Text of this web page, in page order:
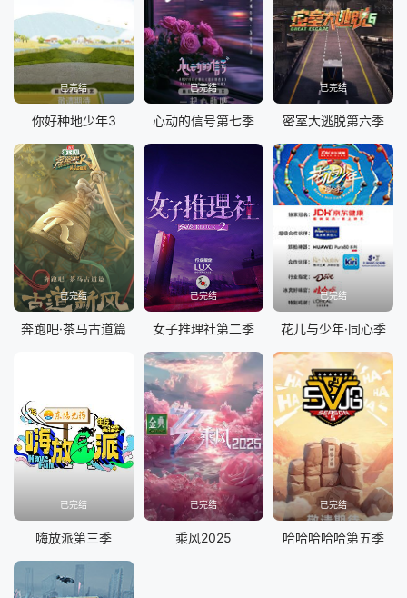
20250612 20250617 20250618
20250619 20250624 20250625 20250701
20250702 20250708 20250709 20250710
20250723 20250724 20250729 20250730
20250731 20250805 20250806 20250807
20250812 20250813 20250814 20250819
20250820 20250821 20250826 20250828
20250902 20250904 20250909 20250910
20250916 20250917 20250918
20250924 20250925 20250930
20251001 20251002 20251007 20251008
20251009 20251014 20251015 20251016
20251021 20251022 20251023 20251028
20251029 20251030 20251104 20251105
20251106
已完结
你好种地少年3
已完结
心动的信号第七季
已完结
密室大逃脱第六季
已完结
奔跑吧·茶马古道篇
已完结
女子推理社第二季
已完结
花儿与少年·同心季
已完结
嗨放派第三季
已完结
乘风2025
已完结
哈哈哈哈哈第五季